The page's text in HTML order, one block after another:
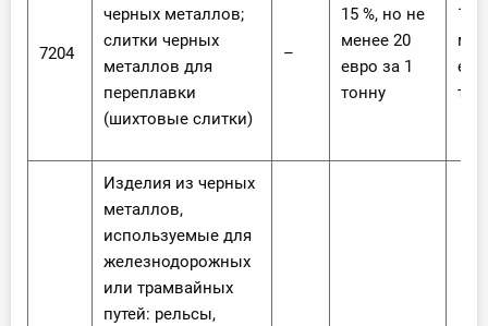
7204
черных металлов;
слитки черных
металлов для
переплавки
(шихтовые слитки)
–
15 %, но не
менее 20
евро за 1
тонну
15
Изделия из черных
металлов,
используемые для
железнодорожных
или трамвайных
путей: рельсы,